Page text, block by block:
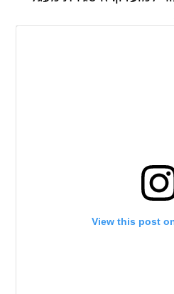
View this post